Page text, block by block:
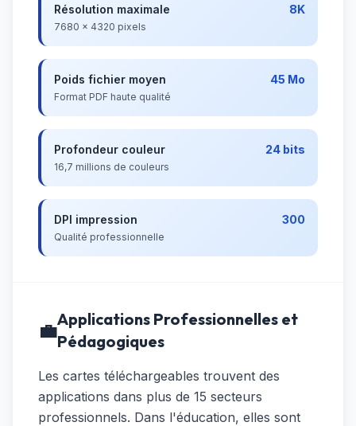
Résolution maximale 8K
7680 × 4320 pixels
Poids fichier moyen 45 Mo
Format PDF haute qualité
Profondeur couleur 24 bits
16,7 millions de couleurs
DPI impression 300
Qualité professionnelle
💼Applications Professionnelles et
Pédagogiques
Les cartes téléchargeables trouvent des
applications dans plus de 15 secteurs
professionnels. Dans l'éducation, elles sont